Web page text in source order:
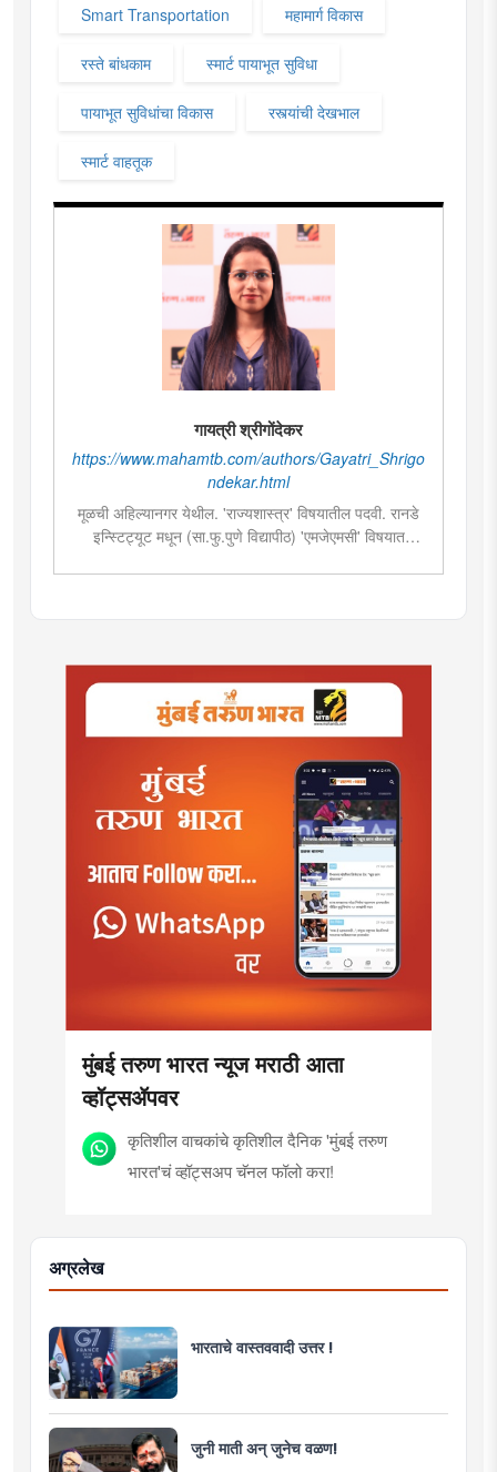
Smart Transportation महामार्ग विकास
रस्ते बांधकाम स्मार्ट पायाभूत सुविधा
पायाभूत सुविधांचा विकास रस्त्यांची देखभाल
स्मार्ट वाहतूक
गायत्री श्रीगोंदेकर
https://www.mahamtb.com/authors/Gayatri_Shrigo
ndekar.html
मूळची अहिल्यानगर येथील. 'राज्यशास्त्र' विषयातील पदवी. रानडे
इन्स्टिट्यूट मधून (सा.फु.पुणे विद्यापीठ) 'एमजेएमसी' विषयात
प्रतिनिधी' या पदावर रुजू. सद्यस्थितीत 'इन्फ्रास्ट्रक्चर आणि
मुंबई तरुण भारत न्यूज मराठी आता
व्हॉट्सॲपवर
कृतिशील वाचकांचे कृतिशील दैनिक 'मुंबई तरुण
भारत'चं व्हॉट्सअप चॅनल फॉलो करा!
अग्रलेख
भारताचे वास्तववादी उत्तर !
जुनी माती अन् जुनेच वळण!